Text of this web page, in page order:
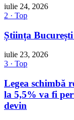
iulie 24, 2026
2 · Top
Știința
iulie 23, 2026
3 · Top
Legea schimbă
la 5,5% va fi
devin